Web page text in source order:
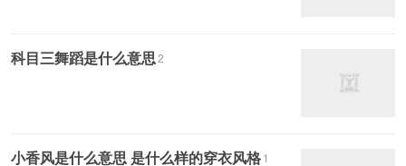
科目三舞蹈是什么意思2
小香风是什么意思 是什么样的穿衣风格1